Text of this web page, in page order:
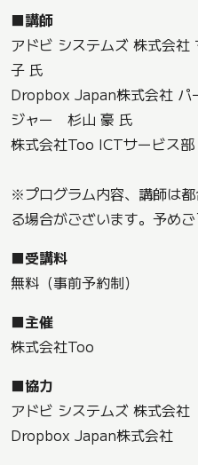
■講師
アドビ システムズ 株式会
子 氏
Dropbox Japan株式会社 パ
ジャー 杉山 豪 氏
株式会社Too ICTサービス
※プログラム内容、講師は
る場合がございます。予めご
■受講料
無料（事前予約制）
■主催
株式会社Too
■協力
アドビ システムズ 株式会社
Dropbox Japan株式会社